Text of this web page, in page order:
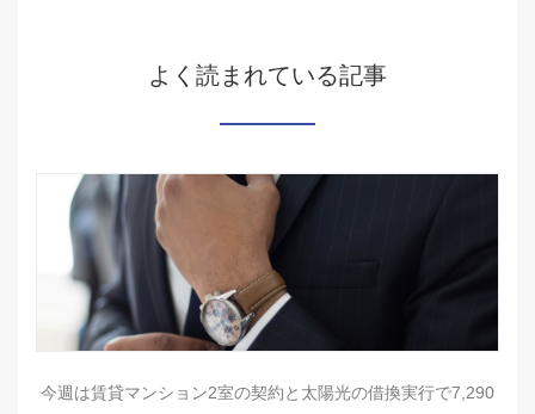
よく読まれている記事
今週は賃貸マンション2室の契約と太陽光の借換実行で7,290